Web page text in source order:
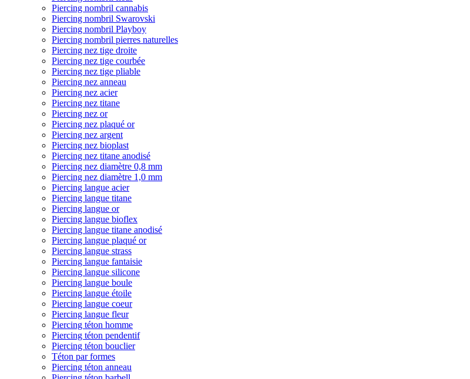
Piercing nombril cannabis
Piercing nombril Swarovski
Piercing nombril Playboy
Piercing nombril pierres naturelles
Piercing nez tige droite
Piercing nez tige courbée
Piercing nez tige pliable
Piercing nez anneau
Piercing nez acier
Piercing nez titane
Piercing nez or
Piercing nez plaqué or
Piercing nez argent
Piercing nez bioplast
Piercing nez titane anodisé
Piercing nez diamètre 0,8 mm
Piercing nez diamètre 1,0 mm
Piercing langue acier
Piercing langue titane
Piercing langue or
Piercing langue bioflex
Piercing langue titane anodisé
Piercing langue plaqué or
Piercing langue strass
Piercing langue fantaisie
Piercing langue silicone
Piercing langue boule
Piercing langue étoile
Piercing langue coeur
Piercing langue fleur
Piercing téton homme
Piercing téton pendentif
Piercing téton bouclier
Téton par formes
Piercing téton anneau